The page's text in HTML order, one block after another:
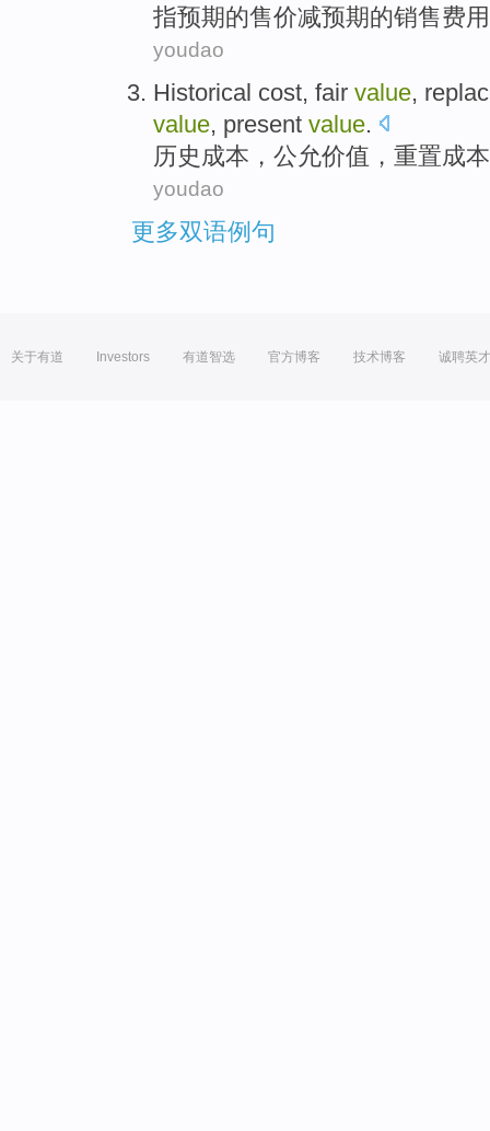
指预期的售价减预期的销售费
youdao
Historical cost, fair value,
value, present value.
历史 成本 ， 公允价值 ， 重置成
youdao
更多双语例句
关于有道 Investors 有道智选 官方博客 技术博客 诚聘英才